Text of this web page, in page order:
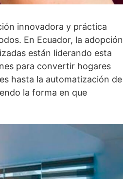
innovadora y práctica
En Ecuador, la adopción
están liderando esta
para convertir hogares
hasta la automatización de
la forma en que